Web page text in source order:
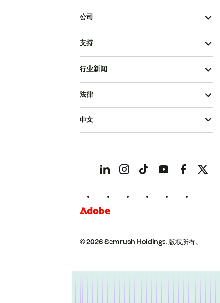
公司
支持
行业新闻
© 2026 Semrush Holdings.版权所有。
法律
中文